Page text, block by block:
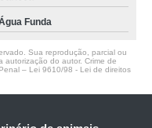
Funda
Sua reprodução, parcial ou
autorização do autor. Crime de
– Lei 9610/98 - Lei de direitos